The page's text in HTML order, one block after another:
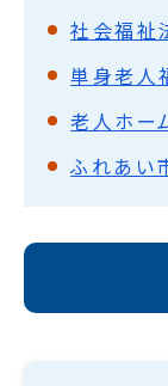
社会福祉
単身老人
老人ホー
ふれあい